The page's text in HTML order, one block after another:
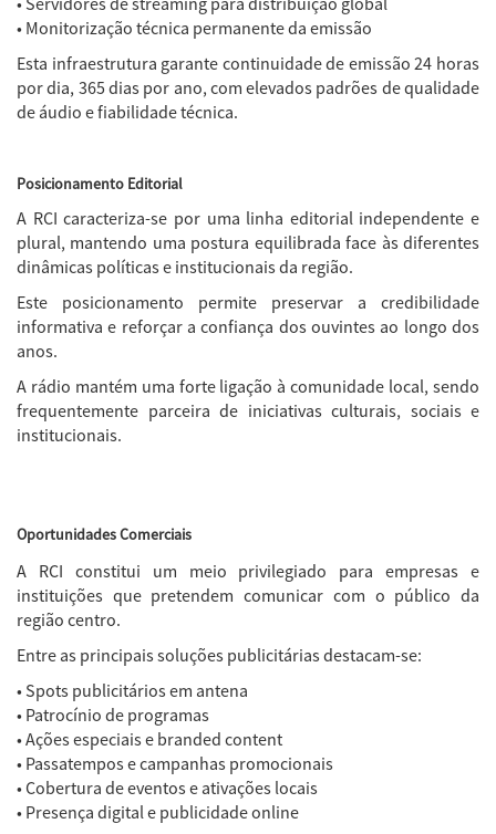
• Monitorização técnica permanente da emissão
Esta infraestrutura garante continuidade de emissão 24 horas
por dia, 365 dias por ano, com elevados padrões de qualidade
de áudio e fiabilidade técnica.
Posicionamento Editorial
A RCI caracteriza-se por uma linha editorial independente e
plural, mantendo uma postura equilibrada face às diferentes
dinâmicas políticas e institucionais da região.
Este posicionamento permite preservar a credibilidade
informativa e reforçar a confiança dos ouvintes ao longo dos
anos.
A rádio mantém uma forte ligação à comunidade local, sendo
frequentemente parceira de iniciativas culturais, sociais e
institucionais.
Oportunidades Comerciais
A RCI constitui um meio privilegiado para empresas e
instituições que pretendem comunicar com o público da
região centro.
Entre as principais soluções publicitárias destacam-se:
• Spots publicitários em antena
• Patrocínio de programas
• Ações especiais e branded content
• Passatempos e campanhas promocionais
• Cobertura de eventos e ativações locais
• Presença digital e publicidade online